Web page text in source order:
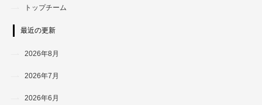
トップチーム
最近の更新
2026年8月
2026年7月
2026年6月